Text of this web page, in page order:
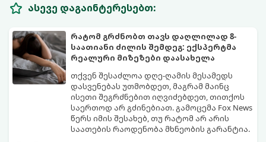
ასევე დაგაინტერესებთ:
რატომ გრძნობთ თავს დაღლილად 8-
საათიანი ძილის შემდეგ: ექსპერტმა
რეალური მიზეზები დაასახელა
თქვენ შესაძლოა დღე-ღამის მესამედს
დასვენებას უთმობდეთ, მაგრამ მაინც
ისეთი შეგრძნებით იღვიძებდეთ, თითქოს
საერთოდ არ გძინებიათ. გამოცემა Fox News
წერს იმის შესახებ, თუ რატომ არ არის
საათების რაოდენობა მხნეობის გარანტია.